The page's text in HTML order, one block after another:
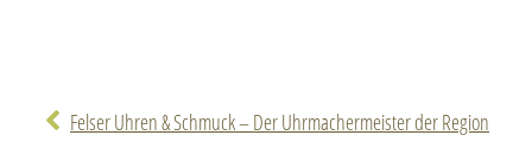
Felser Uhren & Schmuck – Der Uhrmachermeister der Region